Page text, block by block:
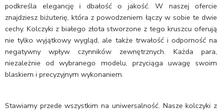
podkreśla elegancję i dbałość o jakość. W naszej ofercie
znajdziesz biżuterię, która z powodzeniem łączy w sobie te dwie
cechy. Kolczyki z białego złota stworzone z tego kruszcu oferują
nie tylko wyjątkowy wygląd, ale także trwałość i odporność na
negatywny wpływ czynników zewnętrznych. Każda para,
niezależnie od wybranego modelu, przyciąga uwagę swoim
blaskiem i precyzyjnym wykonaniem.
Stawiamy przede wszystkim na uniwersalność. Nasze kolczyki z